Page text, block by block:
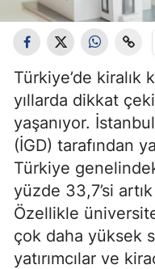
Türkiye’de kiralık
yıllarda dikkat
yaşanıyor.
(İGD) tarafından
Türkiye
yüzde 33,7’si
Özellikle
çok daha yüksek
yatırımcılar ve